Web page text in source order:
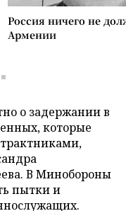
Россия ничего не
Армении
о задержании в
которые
В Минобороны
пытки и